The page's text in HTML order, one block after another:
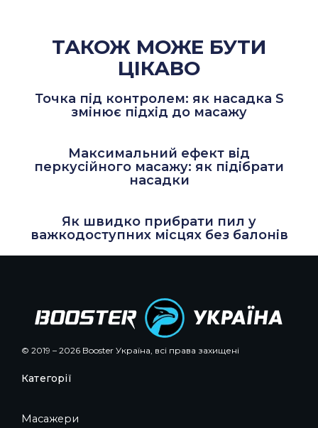
ТАКОЖ МОЖЕ БУТИ
ЦІКАВО
Точка під контролем: як насадка S
змінює підхід до масажу
Максимальний ефект від
перкусійного масажу: як підібрати
насадки
Як швидко прибрати пил у
важкодоступних місцях без балонів
© 2019 – 2026 Booster Україна, всі права захищені
Категорії
Масажери